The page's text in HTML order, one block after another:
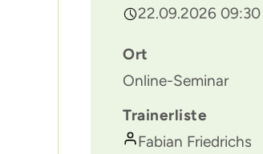
22.09.2026
Ort
Online-Seminar
Trainerliste
Fabian Friedrichs